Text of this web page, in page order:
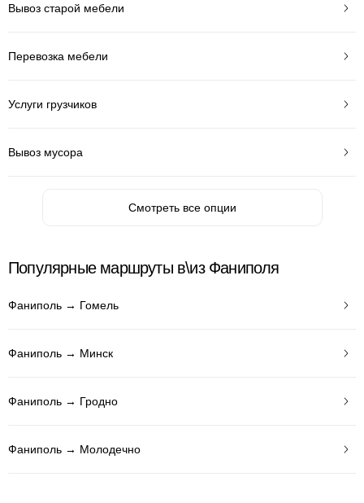
Вывоз старой мебели
Перевозка мебели
Услуги грузчиков
Вывоз мусора
Смотреть все опции
Популярные маршруты в\из Фаниполя
Фаниполь → Гомель
Фаниполь → Минск
Фаниполь → Гродно
Фаниполь → Молодечно